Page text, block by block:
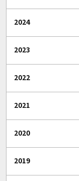
2024
2023
2022
2021
2020
2019